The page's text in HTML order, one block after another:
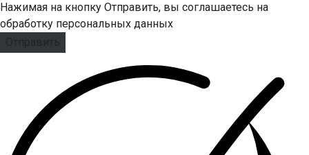
Нажимая на кнопку Отправить, вы соглашаетесь на
обработку персональных данных
Отправить